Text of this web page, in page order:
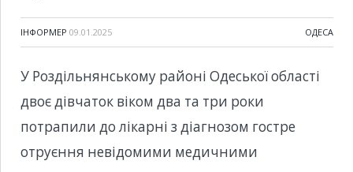
ІНФОРМЕР 09.01.2025 ОДЕСА
У Роздільнянському районі Одеської області
двоє дівчаток віком два та три роки
потрапили до лікарні з діагнозом гостре
отруєння невідомими медичними